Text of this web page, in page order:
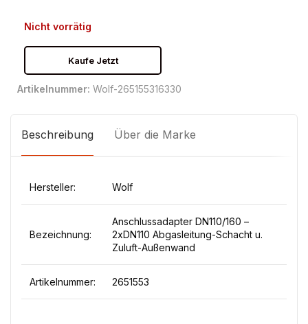
Nicht vorrätig
Kaufe Jetzt
Artikelnummer: Wolf-265155316330
Beschreibung Über die Marke
Hersteller: Wolf
Bezeichnung:
Anschlussadapter DN110/160 –
2xDN110 Abgasleitung-Schacht u.
Zuluft-Außenwand
Artikelnummer: 2651553